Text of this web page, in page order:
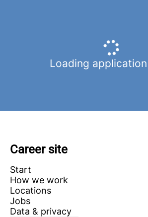
Loading
Career site
Start
How we work
Locations
Jobs
Data & privacy